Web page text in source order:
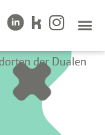
der Dualen